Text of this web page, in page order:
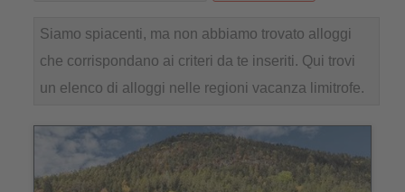
Siamo spiacenti, ma non abbiamo trovato alloggi
che corrispondano ai criteri da te inseriti. Qui trovi
un elenco di alloggi nelle regioni vacanza limitrofe.